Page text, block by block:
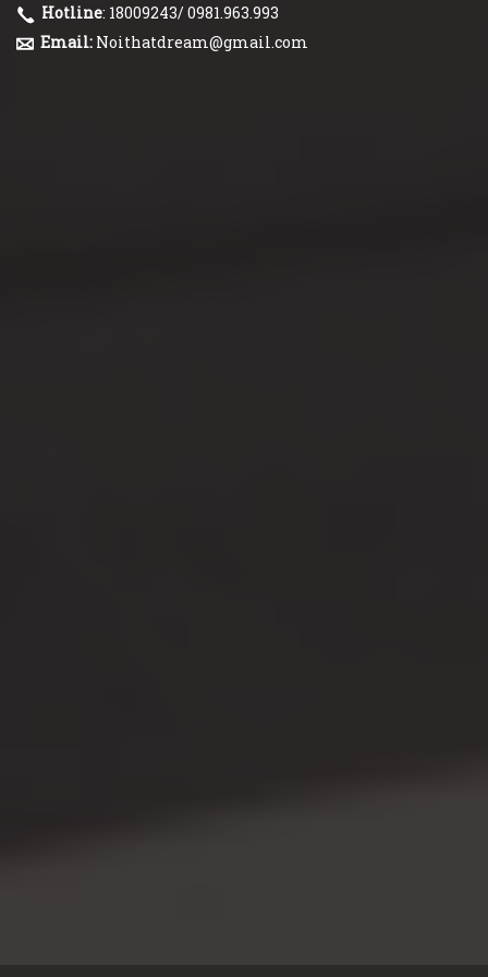
Hotline: 18009243/ 0981.963.993
Email: Noithatdream@gmail.com